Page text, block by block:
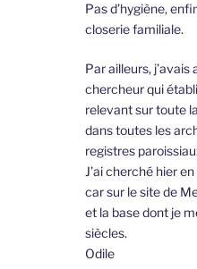
Pas d’hygiène,
closerie familiale.
Par ailleurs,
chercheur qui
relevant sur toute
dans toutes les
registres
J’ai cherché hier
car sur le site de
et la base dont je
siècles.
Odile